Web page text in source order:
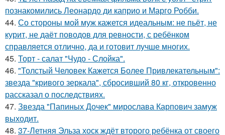
познакомились Леонардо ди каприо и Марго Робби.
44. Со стороны мой муж кажется идеальным: не пьёт, не
курит, не даёт поводов для ревности, с ребёнком
справляется отлично, да и готовит лучше многих.
45. Торт - салат "Чудо - Слойка".
46. "Толстый Человек Кажется Более Привлекательным":
звезда "кривого зеркала", сбросивший 80 кг, откровенно
рассказал о последствиях.
47. Звезда "Папиных Дочек" мирослава Карпович замуж
выходит.
48. 37-Летняя Эльза хоск ждёт второго ребёнка от своего